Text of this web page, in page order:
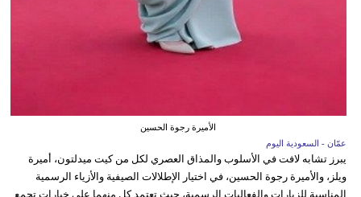
الأميرة رجوة الحسين
عمّان - السعودية اليوم
يبرز تشابه لافت في الأسلوب والمذاق العصري لكل من كيت ميدلتون، أميرة
ويلز، والأميرة رجوة الحسين، في اختيار الإطلالات الصيفية والأزياء الرسمية
المناسبة للزيارات والفعاليات الرسمية، حيث تعتمد كل منهما على خيارات تجمع